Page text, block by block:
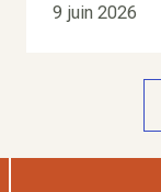
9 juin 2026